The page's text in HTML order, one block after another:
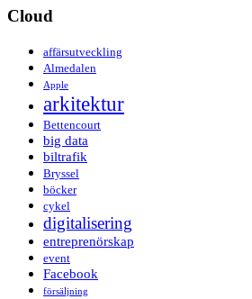
Cloud
affärsutveckling
Almedalen
Apple
arkitektur
Bettencourt
big data
biltrafik
Bryssel
böcker
cykel
digitalisering
entreprenörskap
event
Facebook
försäljning